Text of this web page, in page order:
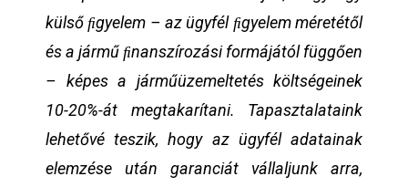
külső ﬁgyelem – az ügyfél ﬁgyelem méretétől
és a jármű ﬁnanszírozási formájától függően
– képes a járműüzemeltetés költségeinek
10-20%-át megtakarítani. Tapasztalataink
lehetővé teszik, hogy az ügyfél adatainak
elemzése után garanciát vállaljunk arra,